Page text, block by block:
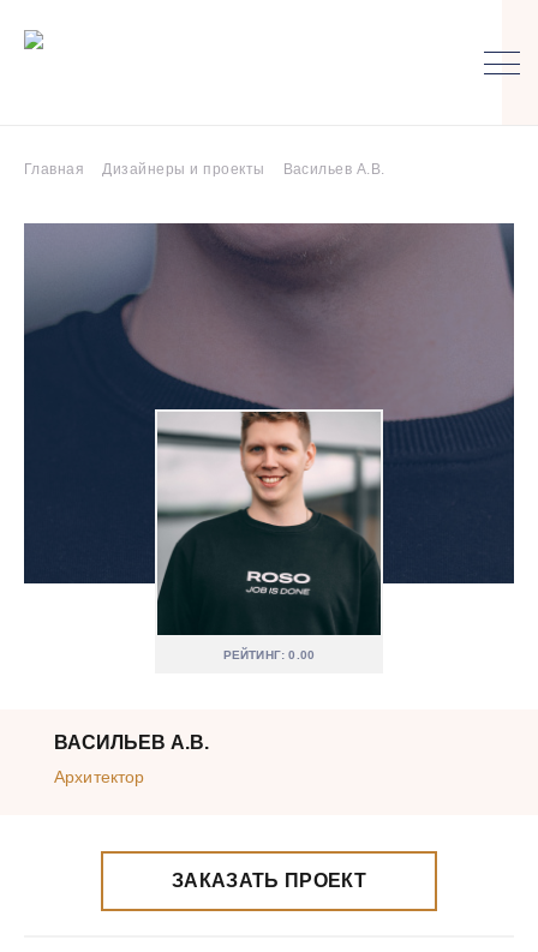
Главная Дизайнеры и проекты Васильев А.В.
РЕЙТИНГ: 0.00
ВАСИЛЬЕВ А.В.
Архитектор
ЗАКАЗАТЬ ПРОЕКТ